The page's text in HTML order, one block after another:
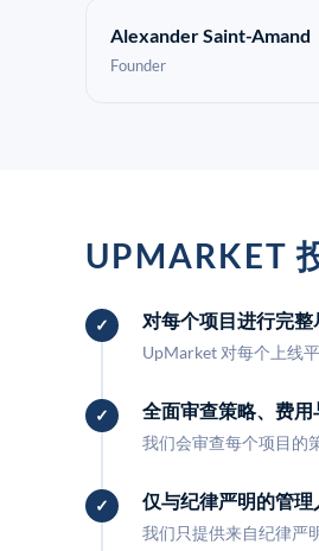
Alexander Saint-Amand
Founder
UPMARKET
对每个项目进行完整
UpMarket 对每个上线
全面审查策略、费用
我们会审查每个项目的
仅与纪律严明的管理
我们只提供来自纪律严